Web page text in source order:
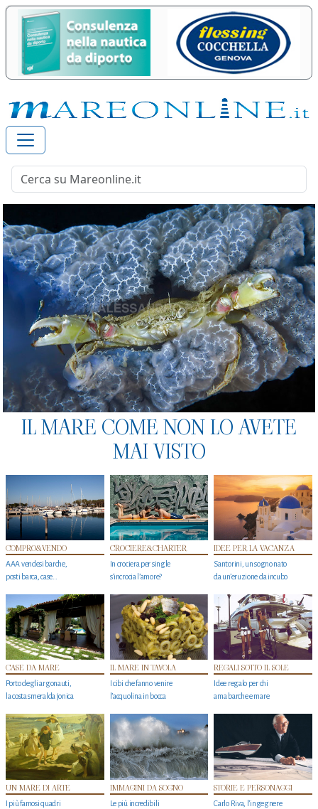
IL MARE COME NON LO AVETE
MAI VISTO
COMPRO&VENDO
AAA vendesi barche,
posti barca, case…
CROCIERE&CHARTER
In crociera per single
s'incrocia l’amore?
IDEE PER LA VACANZA
Santorini, un sogno nato
da un’eruzione da incubo
CASE DA MARE
Porto degli argonauti,
la costa smeralda jonica
IL MARE IN TAVOLA
I cibi che fanno venire
l’acquolina in bocca
REGALI SOTTO IL SOLE
Idee regalo per chi
ama barche e mare
UN MARE DI ARTE
I più famosi quadri
IMMAGINI DA SOGNO
Le più incredibili
STORIE E PERSONAGGI
Carlo Riva, l’ingegnere